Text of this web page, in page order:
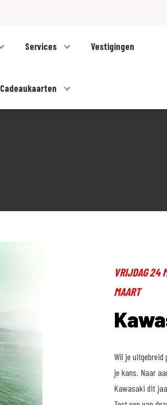
Services Vestigingen
Cadeaukaarten
VRIJDAG 24
MAART
Wil je uitgebreid
je kans. Naar
Kawasaki dit